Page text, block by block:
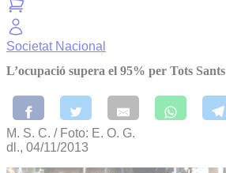
Societat Nacional
L’ocupació supera el 95% per Tots Sants
M. S. C. / Foto: E. O. G.
dl., 04/11/2013